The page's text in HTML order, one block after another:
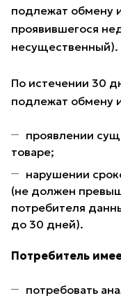
подлежат обмену
проявившегося
несущественный).
По истечении 30
подлежат обмену
проявлении
товаре;
нарушении
(не должен
потребителя
до 30 дней).
Потребитель
потребовать